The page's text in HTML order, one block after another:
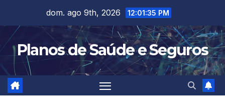
content
dom. ago 9th, 2026 12:01:36 PM
Planos de Saúde e Seguros